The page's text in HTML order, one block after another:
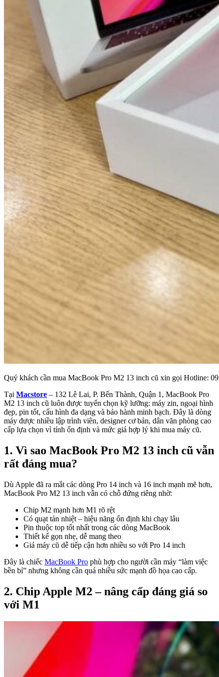
Quý khách cần mua MacBook Pro M2 13 inch cũ xin gọi Hotline:
Tại Macstore – 132 Lê Lai, P. Bến Thành, Quận 1, MacBook Pro
M2 13 inch cũ luôn được tuyển chọn kỹ lưỡng: máy zin, ngoại hình
đẹp, pin tốt, cấu hình đa dạng và bảo hành minh bạch. Đây là dòng
máy được nhiều lập trình viên, designer cơ bản, dân văn phòng cao
cấp lựa chọn vì tính ổn định và mức giá hợp lý khi mua máy cũ.
1. Vì sao MacBook Pro M2 13 inch cũ vẫn
rất đáng mua?
Dù Apple đã ra mắt các dòng Pro 14 inch và 16 inch mạnh mẽ hơn,
MacBook Pro M2 13 inch vẫn có chỗ đứng riêng nhờ:
Chip M2 mạnh hơn M1 rõ rệt
Có quạt tản nhiệt – hiệu năng ổn định khi chạy lâu
Pin thuộc top tốt nhất trong các dòng MacBook
Thiết kế gọn nhẹ, dễ mang theo
Giá máy cũ dễ tiếp cận hơn nhiều so với Pro 14 inch
Đây là chiếc MacBook Pro phù hợp cho người cần máy “làm việc
bền bỉ” nhưng không cần quá nhiều sức mạnh đồ họa cao cấp.
2. Chip Apple M2 – nâng cấp đáng giá so
với M1